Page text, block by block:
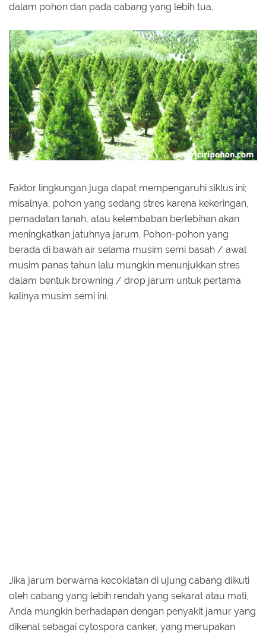
dalam pohon dan pada cabang yang lebih tua.
Faktor lingkungan juga dapat mempengaruhi siklus ini;
misalnya, pohon yang sedang stres karena kekeringan,
pemadatan tanah, atau kelembaban berlebihan akan
meningkatkan jatuhnya jarum. Pohon-pohon yang
berada di bawah air selama musim semi basah / awal
musim panas tahun lalu mungkin menunjukkan stres
dalam bentuk browning / drop jarum untuk pertama
kalinya musim semi ini.
Jika jarum berwarna kecoklatan di ujung cabang diikuti
oleh cabang yang lebih rendah yang sekarat atau mati,
Anda mungkin berhadapan dengan penyakit jamur yang
dikenal sebagai cytospora canker, yang merupakan